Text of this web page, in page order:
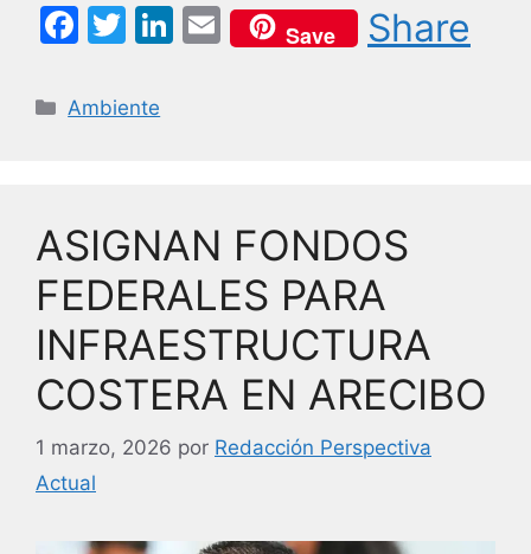
F
c
o
k
T
itt
Li E
m
Save Share
Categorías
Ambiente
ASIGNAN FONDOS
FEDERALES PARA
INFRAESTRUCTURA
COSTERA EN ARECIBO
1 marzo, 2026 por Redacción Perspectiva
Actual